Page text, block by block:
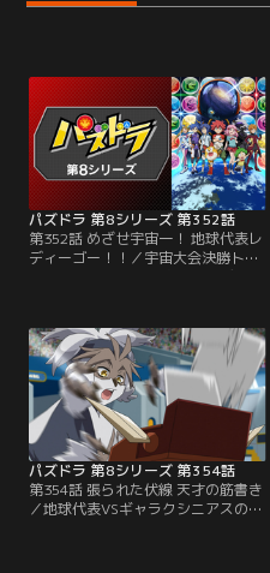
パズドラ 第8シリーズ 第352話
第352話 めざせ宇宙一！ 地球代表レ
ディーゴー！！／宇宙大会決勝トー
ナメント一回戦、地球代表VSディレ
VS天才外科医シュネイガー！ 宇宙
のあらゆる天才を集めたギャラクシ
ニアスは強敵揃い。冷静な試合運び
をするシュネイガーに、タイガは
熱々の魂でぶつかる！
パズドラ 第8シリーズ 第354話
第354話 張られた伏線 天才の筋書き
／地球代表VSギャラクシニアスの第